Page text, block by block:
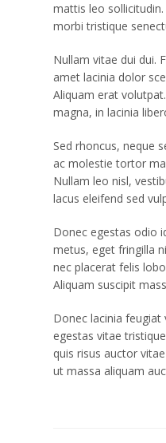
mattis leo
morbi tristique
Nullam vitae dui dui.
amet lacinia dolor
Aliquam erat
magna, in lacinia
Sed rhoncus, neque
ac molestie tortor
Nullam leo nisl,
lacus eleifend sed
Donec egestas odio
metus, eget fringilla
nec placerat felis
Aliquam suscipit
Donec lacinia
egestas vitae
quis risus auctor
ut massa aliquam